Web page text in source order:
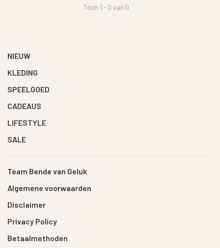
Toon 1 - 0 van 0
NIEUW
KLEDING
SPEELGOED
CADEAUS
LIFESTYLE
SALE
Team Bende van Geluk
Algemene voorwaarden
Disclaimer
Privacy Policy
Betaalmethoden